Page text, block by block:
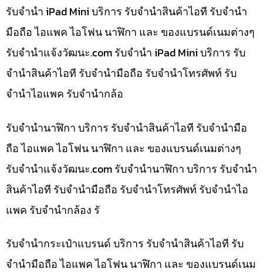
รับจำนำ iPad Mini บริการ รับจำนำสินค้าไอที รับจำนำ
มือถือ ไอแพค ไอโฟน นาฬิกา และ ของแบรนด์เนมต่างๆ
รับจํานําแจ้งวัฒนะ.com รับจำนำ iPad Mini บริการ รับ
จำนำสินค้าไอที รับจำนำมือถือ รับจำนำโทรศัพท์ รับ
จำนำไอแพค รับจำนำกล้อ
รับจำนำนาฬิกา บริการ รับจำนำสินค้าไอที รับจำนำมือ
ถือ ไอแพค ไอโฟน นาฬิกา และ ของแบรนด์เนมต่างๆ
รับจํานําแจ้งวัฒนะ.com รับจำนำนาฬิกา บริการ รับจำนำ
สินค้าไอที รับจำนำมือถือ รับจำนำโทรศัพท์ รับจำนำไอ
แพค รับจำนำกล้อง รั
รับจำนำกระเป๋าแบรนด์ บริการ รับจำนำสินค้าไอที รับ
จำนำมือถือ ไอแพค ไอโฟน นาฬิกา และ ของแบรนด์เนม